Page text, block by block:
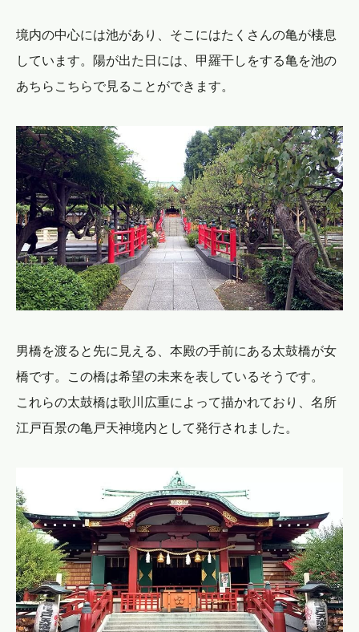
境内の中心には池があり、そこにはたくさんの亀が棲息
しています。陽が出た日には、甲羅干しをする亀を池の
あちらこちらで見ることができます。
男橋を渡ると先に見える、本殿の手前にある太鼓橋が女
橋です。この橋は希望の未来を表しているそうです。
これらの太鼓橋は歌川広重によって描かれており、名所
江戸百景の亀戸天神境内として発行されました。